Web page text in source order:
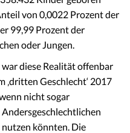
von 0,0022 Prozent der
99,99 Prozent der
oder Jungen.
diese Realität offenbar
‚dritten Geschlecht‘ 2017
nicht sogar
nutzen könnten. Die